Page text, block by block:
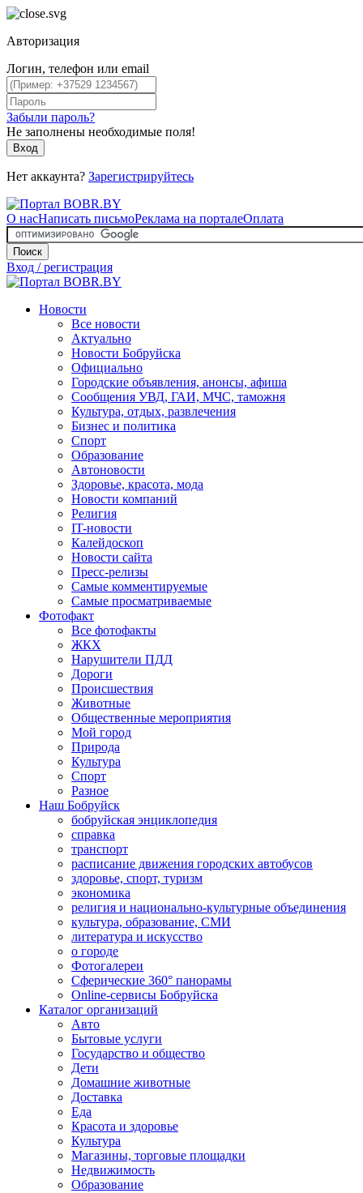
Авторизация
Логин, телефон или email
Забыли пароль?
Не заполнены необходимые поля!
Вход
Нет аккаунта? Зарегистрируйтесь
О насНаписать письмоРеклама на порталеОплата
Поиск
Вход / регистрация
Новости
Все новости
Актуально
Новости Бобруйска
Официально
Городские объявления, анонсы, афиша
Сообщения УВД, ГАИ, МЧС, таможня
Культура, отдых, развлечения
Бизнес и политика
Спорт
Образование
Автоновости
Здоровье, красота, мода
Новости компаний
Религия
IT-новости
Калейдоскоп
Новости сайта
Пресс-релизы
Самые комментируемые
Самые просматриваемые
Фотофакт
Все фотофакты
ЖКХ
Нарушители ПДД
Дороги
Происшествия
Животные
Общественные мероприятия
Мой город
Природа
Культура
Спорт
Разное
Наш Бобруйск
бобруйская энциклопедия
справка
транспорт
расписание движения городских автобусов
здоровье, спорт, туризм
экономика
религия и национально-культурные объединения
культура, образование, СМИ
литература и искусство
о городе
Фотогалереи
Сферические 360° панорамы
Online-сервисы Бобруйска
Каталог организаций
Авто
Бытовые услуги
Государство и общество
Дети
Домашние животные
Доставка
Еда
Красота и здоровье
Культура
Магазины, торговые площадки
Недвижимость
Образование